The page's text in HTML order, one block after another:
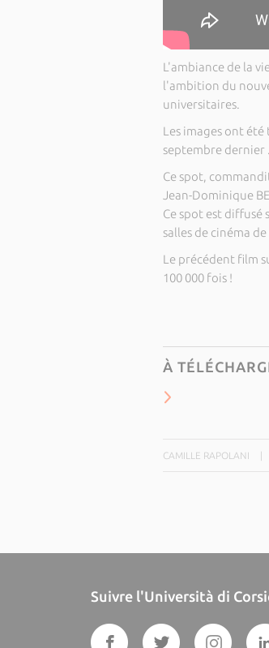
L'ambiance de la
l'ambition du
universitaires.
Les images ont
septembre dernier .
Ce spot,
Jean-Dominique
Ce spot est diffusé
salles de cinéma de
Le précédent film
100 000 fois !
À
CAMILLE RAPOLANI
Suivre l'Università di